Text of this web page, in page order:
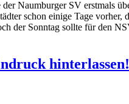
Naumburger SV erstmals
schon einige Tage
der Sonntag sollte für den
hinterlassen!